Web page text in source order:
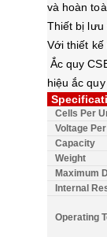
và hoàn
Thiết bị lưu
Với thiết kế
Ắc quy
hiệu ắc
Cells Per
Voltage
Capacity
Weight
Maximum
Internal
Operating